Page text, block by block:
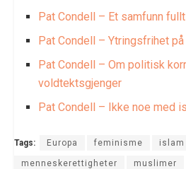
Pat Condell – Et samfunn
Pat Condell – Ytringsfrihet
Pat Condell – Om politisk
voldtektsgjenger
Pat Condell – Ikke noe med
Tags: Europa feminisme islam
menneskerettigheter muslimer